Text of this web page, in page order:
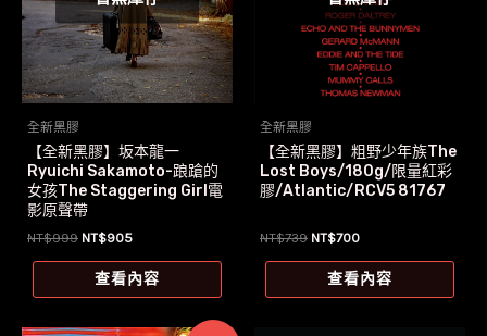
全新黑膠
【全新黑膠】坂本龍一
Ryuichi Sakamoto-踉蹌的
女孩The Staggering Girl電
影原聲帶
NT$999 原
格：
NT$905目
價
格：
查看內容
全新黑膠
【全新黑膠】粗野少年族The
Lost Boys/180g/限量紅彩
膠/Atlantic/RCV5 81767
NT$739 原
格：
NT$700目
價
格：
查看內容